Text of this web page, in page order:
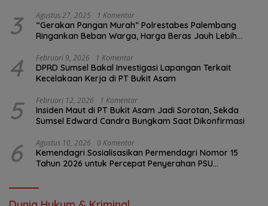
3 Agustus 27, 2025 1 Komentar
“Gerakan Pangan Murah” Polrestabes Palembang
Ringankan Beban Warga, Harga Beras Jauh Lebih
4 Februari 9, 2026 1 Komentar
DPRD Sumsel Bakal Investigasi Lapangan Terkait
Kecelakaan Kerja di PT Bukit Asam
5 Februari 12, 2026 1 Komentar
Insiden Maut di PT Bukit Asam Jadi Sorotan, Sekda
Sumsel Edward Candra Bungkam Saat Dikonfirmasi
6 Agustus 10, 2026 0 Komentar
Kemendagri Sosialisasikan Permendagri Nomor 15
Tahun 2026 untuk Percepat Penyerahan PSU